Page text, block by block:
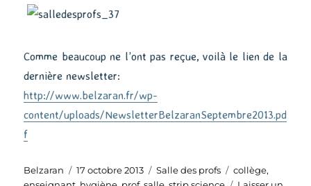
Comme beaucoup ne l’ont pas reçue, voilà le lien de la
dernière newsletter:
http://www.belzaran.fr/wp-
content/uploads/NewsletterBelzaranSeptembre2013.pd
f
Auteur
Belzaran
Publié
le
17 octobre 2013 Catégories
Salle des profs Étiquettes
collège,